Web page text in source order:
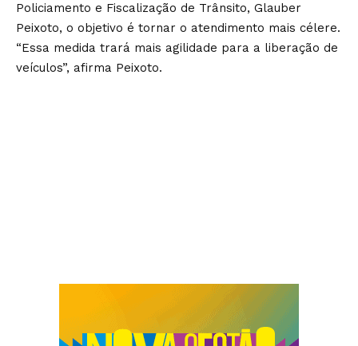
Policiamento e Fiscalização de Trânsito, Glauber
Peixoto, o objetivo é tornar o atendimento mais célere.
“Essa medida trará mais agilidade para a liberação de
veículos”, afirma Peixoto.